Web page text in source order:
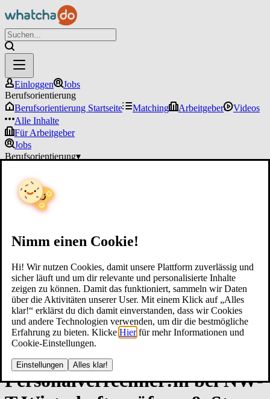
Nimm einen Cookie!
Hi! Wir nutzen Cookies, damit unsere Plattform zuverlässig und
sicher läuft und um dir relevante und personalisierte Inhalte
zeigen zu können. Damit das funktioniert, sammeln wir Daten
über die Aktivitäten unserer User. Mit einem Klick auf „Alles
klar!“ erklärst du dich damit einverstanden, dass wir Cookies
und andere Technologien verwenden, um dir die bestmögliche
Erfahrung zu bieten. Klicke Hier für mehr Informationen und
Cookie-Einstellungen.
Einstellungen Alles klar!
Einloggen
Jobs
Berufsorientierung
Berufsorientierung Startseite
Matching Arbeitgeber
Videos
Alle Inhalte
Für Arbeitgeber
Jobs
Berufsorientierung▾
Per­so­nal­ver­rech­ner:in bei NW­